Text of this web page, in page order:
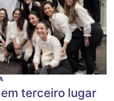
terceiro lugar